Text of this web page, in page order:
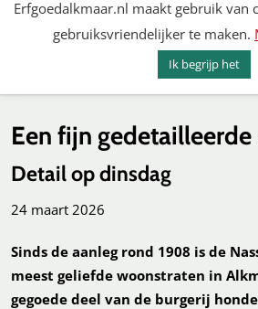
Spring
Erfgoedalkmaar.nl maakt gebruik van
gebruiksvriendelijker te maken.
Ik begrijp het
Een fijn
Detail op dinsdag
24 maart 2026
Sinds de aanleg rond 1908 is de
meest geliefde woonstraten in
gegoede deel van de burgerij